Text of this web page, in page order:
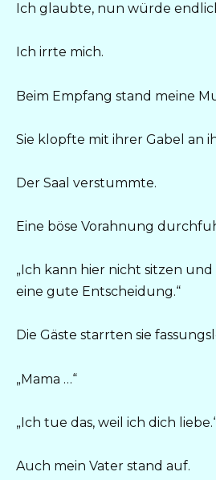
Ich glaubte, nun würde
Ich irrte mich.
Beim Empfang stand meine
Sie klopfte mit ihrer Gabel an
Der Saal verstummte.
Eine böse Vorahnung
„Ich kann hier nicht sitzen und
eine gute Entscheidung.“
Die Gäste starrten sie
„Mama …“
„Ich tue das, weil ich dich
Auch mein Vater stand auf.